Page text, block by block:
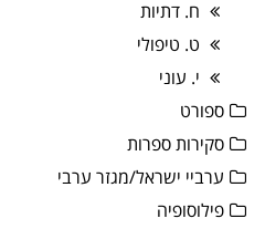
ח. דתיות
ט. טיפולי
י. עוני
ספורט
סקירות ספרות
ערביי ישראל/מגזר ערבי
פילוסופיה